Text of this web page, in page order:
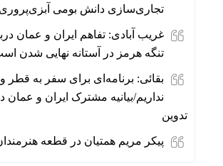
تجاری‌سازی دانش بومی آبزی‌پروری
غریب آبادی: تفاهم ایران و عمان
تنگه هرمز در آستانه نهایی شدن
بقائی: برنامه‌ای برای سفر به قطر
نداریم/بیانیه مشترک ایران و عمان
تدوین
پیکر مریم همتیان در قطعه